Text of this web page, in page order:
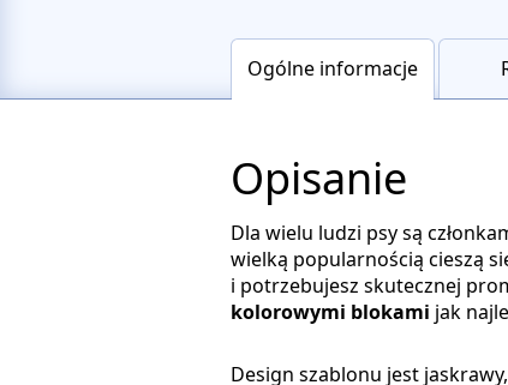
Ogólne informacje
Opisanie
Dla wielu ludzi psy są
wielką popularnością cieszą
i potrzebujesz skutecznej
kolorowymi blokami jak
Design szablonu jest